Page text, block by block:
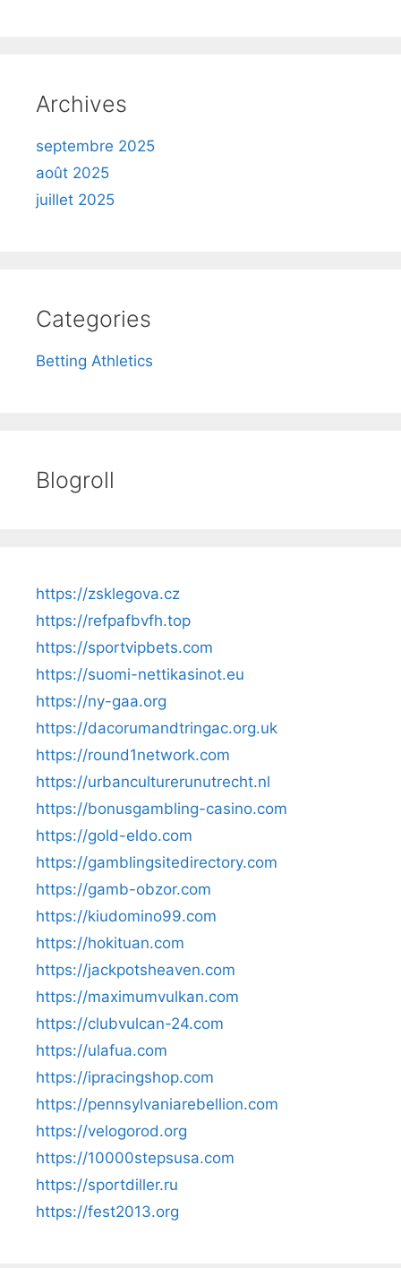
Archives
septembre 2025
août 2025
juillet 2025
Categories
Betting Athletics
Blogroll
https://zsklegova.cz
https://refpafbvfh.top
https://sportvipbets.com
https://suomi-nettikasinot.eu
https://ny-gaa.org
https://dacorumandtringac.org.uk
https://round1network.com
https://urbanculturerunutrecht.nl
https://bonusgambling-casino.com
https://gold-eldo.com
https://gamblingsitedirectory.com
https://gamb-obzor.com
https://kiudomino99.com
https://hokituan.com
https://jackpotsheaven.com
https://maximumvulkan.com
https://clubvulcan-24.com
https://ulafua.com
https://ipracingshop.com
https://pennsylvaniarebellion.com
https://velogorod.org
https://10000stepsusa.com
https://sportdiller.ru
https://fest2013.org